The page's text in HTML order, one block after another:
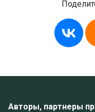
Авторы, партнеры